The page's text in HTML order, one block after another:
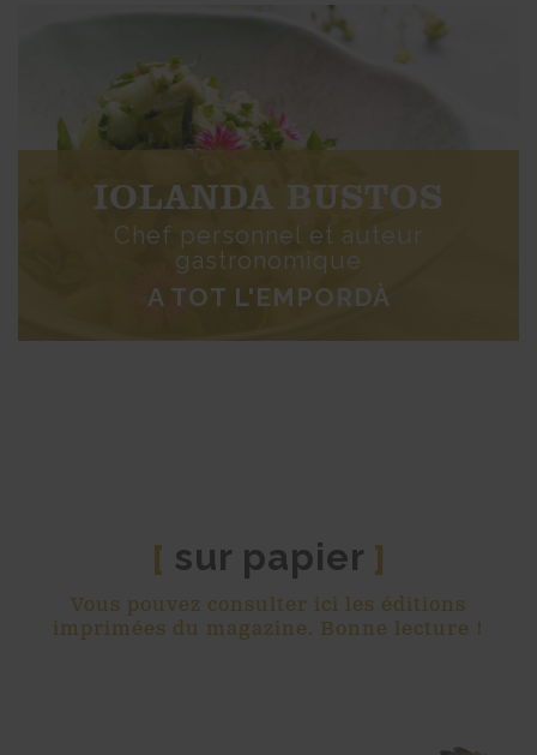
IOLANDA BUSTOS
Chef personnel et auteur
gastronomique
A TOT L'EMPORDÀ
[ sur papier ]
Vous pouvez consulter ici les éditions
imprimées du magazine. Bonne lecture !